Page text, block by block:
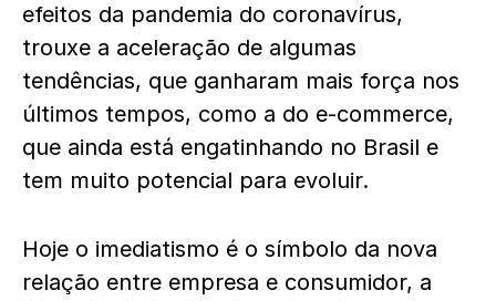
efeitos da pandemia do coronavírus,
trouxe a aceleração de algumas
tendências, que ganharam mais força nos
últimos tempos, como a do e-commerce,
que ainda está engatinhando no Brasil e
tem muito potencial para evoluir.
Hoje o imediatismo é o símbolo da nova
relação entre empresa e consumidor, a